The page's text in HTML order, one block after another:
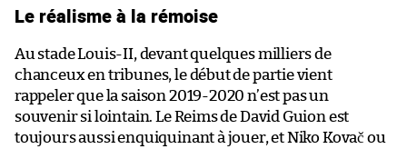
Le réalisme à la rémoise
Au stade Louis-II, devant quelques milliers de
chanceux en tribunes, le début de partie vient
rappeler que la saison 2019-2020 n’est pas un
souvenir si lointain. Le Reims de David Guion est
toujours aussi enquiquinant à jouer, et Niko Kovač ou